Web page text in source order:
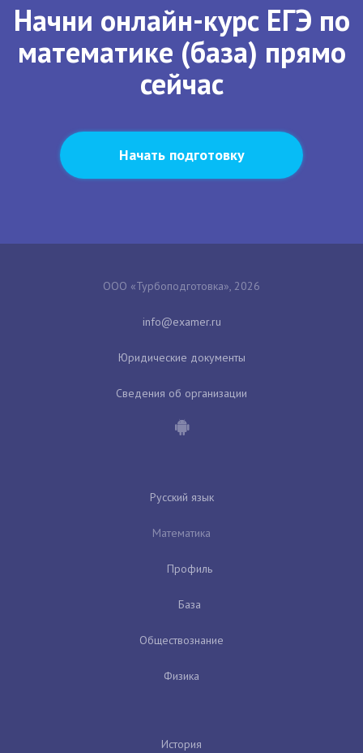
Начни онлайн-курс ЕГЭ по
математике (база) прямо
сейчас
Начать подготовку
ООО «Турбоподготовка», 2026
Юридические документы
Сведения об организации
Русский язык
Математика
Профиль
База
Обществознание
Физика
История